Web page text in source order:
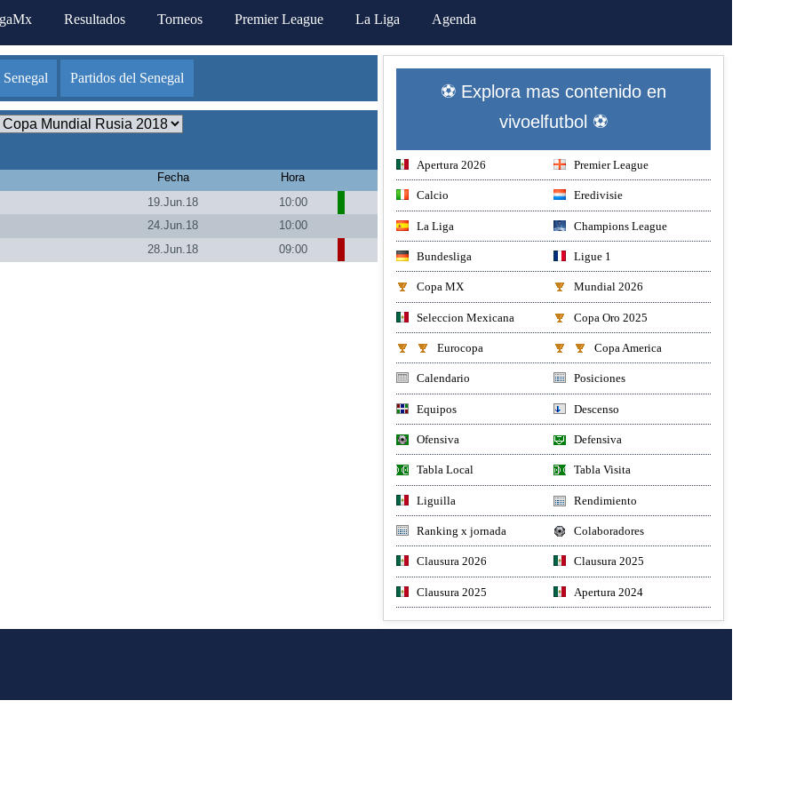
Resultados Torneos Premier League La Liga Agenda
Partidos del Senegal
Fecha
Hora
19.Jun.18
10:00
24.Jun.18
10:00
28.Jun.18 09:00
⚽ Explora mas contenido en
vivoelfutbol ⚽
Apertura 2026 Premier League
Calcio Eredivisie
La Liga Champions League
Bundesliga Ligue 1
Copa MX Mundial 2026
Seleccion Mexicana Copa Oro 2025
Eurocopa Copa America
Calendario Posiciones
Equipos Descenso
Ofensiva Defensiva
Tabla Local Tabla Visita
Liguilla Rendimiento
Ranking x jornada Colaboradores
Clausura 2026 Clausura 2025
Clausura 2025 Apertura 2024